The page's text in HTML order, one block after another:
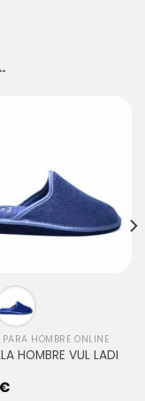
HOMBRE ONLINE
HOMBRE VUL LADI
€